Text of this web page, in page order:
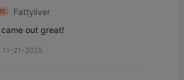
Fattyliver
out great!
11-21-2025